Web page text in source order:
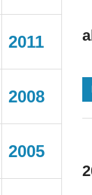
2011
2008
2005